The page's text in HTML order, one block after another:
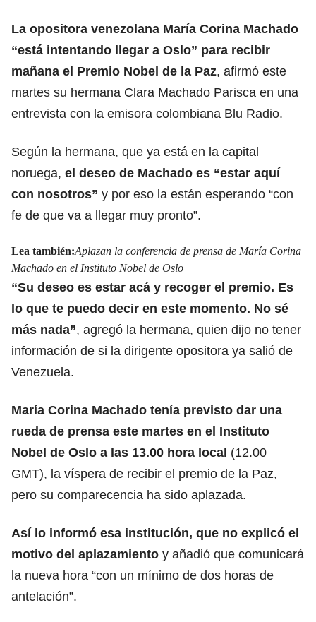
La opositora venezolana María Corina Machado
“está intentando llegar a Oslo” para recibir
mañana el Premio Nobel de la Paz, afirmó este
martes su hermana Clara Machado Parisca en una
entrevista con la emisora colombiana Blu Radio.
Según la hermana, que ya está en la capital
noruega, el deseo de Machado es “estar aquí
con nosotros” y por eso la están esperando “con
fe de que va a llegar muy pronto”.
Lea también:Aplazan la conferencia de prensa de María Corina
Machado en el Instituto Nobel de Oslo
“Su deseo es estar acá y recoger el premio. Es
lo que te puedo decir en este momento. No sé
más nada”, agregó la hermana, quien dijo no tener
información de si la dirigente opositora ya salió de
Venezuela.
María Corina Machado tenía previsto dar una
rueda de prensa este martes en el Instituto
Nobel de Oslo a las 13.00 hora local (12.00
GMT), la víspera de recibir el premio de la Paz,
pero su comparecencia ha sido aplazada.
Así lo informó esa institución, que no explicó el
motivo del aplazamiento y añadió que comunicará
la nueva hora “con un mínimo de dos horas de
antelación”.